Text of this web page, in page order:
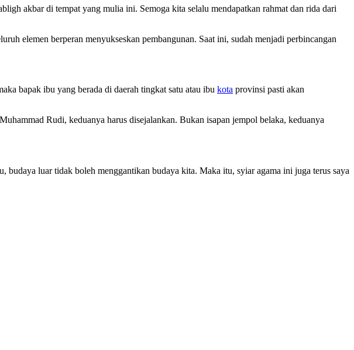
akbar di tempat yang mulia ini. Semoga kita selalu mendapatkan rahmat dan rida dari
elemen berperan menyukseskan pembangunan. Saat ini, sudah menjadi perbincangan
bapak ibu yang berada di daerah tingkat satu atau ibu kota provinsi pasti akan
Rudi, keduanya harus disejalankan. Bukan isapan jempol belaka, keduanya
budaya luar tidak boleh menggantikan budaya kita. Maka itu, syiar agama ini juga terus saya